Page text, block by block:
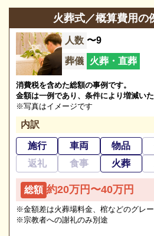
す。まずはお電話ください。
ご相談は無料で承ります
非日常的な葬儀のこと。初め
のある方でもわからないこと
も不安や心配事があれば、些
慮なくご相談ください。相談
で理解が進めば、必要・不要
営業時間
定休日
※2023/10/03時点
有田川町清水斎場の葬儀の種類
有田川町清水斎場の
有田川町清水斎場は、直葬・火
す。
火葬式／概算費用の
人数 〜9
葬儀 火葬・直葬
消費税を含めた総額の事例です。
金額は一例であり、条件により増減いた
※写真はイメージです
内訳
施行 車両 物品
返礼
食事 火葬
総額 約20万円〜40万円
※金額差は火葬場料金、棺などのグレー
※宗教者への謝礼のみ別途